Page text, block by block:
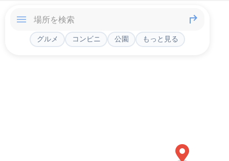
グルメ コンビニ 公園 もっと見る